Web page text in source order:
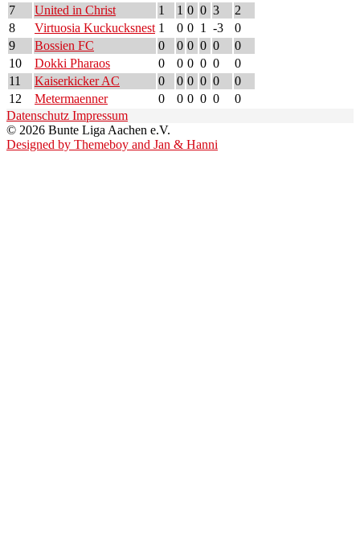
7
United in Christ 1 1 0 0 3
2
8
Virtuosia Kuckucksnest 1 0 0 1 -3
0
9
Bossien FC 0 0 0 0 0
0
10
Dokki Pharaos 0 0 0 0 0
0
11
Kaiserkicker AC 0 0 0 0 0
0
12
Metermaenner 0 0 0 0 0
0
Datenschutz Impressum
© 2026 Bunte Liga Aachen e.V.
Designed by Themeboy and Jan & Hanni